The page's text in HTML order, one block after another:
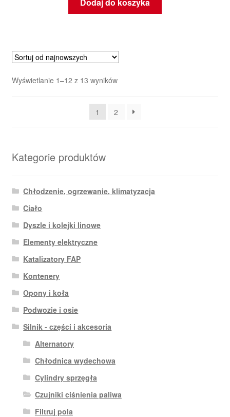
Dodaj do koszyka
Wyświetlanie 1–12 z 13 wynikówPosortowane
1
2
Kategorie produktów
Chłodzenie, ogrzewanie, klimatyzacja
Ciało
Dyszle i kolejki linowe
Elementy elektryczne
Katalizatory FAP
Kontenery
Opony i koła
Podwozie i osie
Silnik - części i akcesoria
Alternatory
Chłodnica wydechowa
Cylindry sprzęgła
Czujniki ciśnienia paliwa
Filtruj pola